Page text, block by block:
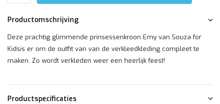
Productomschrijving
Deze prachtig glimmende prinsessenkroon Emy van Souza for
Kidsis er om de outfit van van de verkleedkleding compleet te
maken. Zo wordt verkleden weer een heerlijk feest!
Productspecificaties